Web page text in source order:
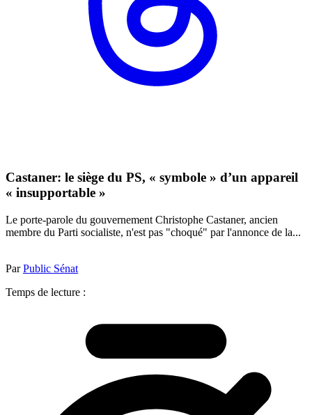
Castaner: le siège du PS, « symbole » d’un appareil
« insupportable »
Le porte-parole du gouvernement Christophe Castaner, ancien
membre du Parti socialiste, n'est pas "choqué" par l'annonce de la...
ParPublic Sénat
Temps de lecture :